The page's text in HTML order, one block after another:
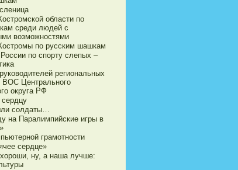
области по
среди людей с
возможностями
по русским шашкам
по спорту слепых –
региональных
ВОС Центрального
округа РФ
солдаты…
на Паралимпийские игры в
грамотности
сердце»
ну, а наша лучше: